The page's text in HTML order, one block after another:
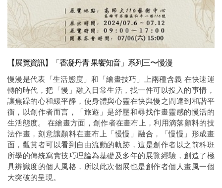
【展覽資訊】「香凝丹青 果饗知音」系列三〜慢漫
慢漫是代表「生活態度」和「繪畫技巧」上兩種含義 在快速運
轉的時代，把「慢」融入日常生活，找一件可以投入的事情，
讓焦躁的心和緩平靜，使身體與心靈在快與慢之間達到和諧平
衡，以創作者而言，「旅遊」是紓壓和尋找作畫靈感的慢活的
生活態度。 在繪畫方面，創作者在畫布上，利用滴落顏料的技
法作畫，刻意讓顏料在畫布上「慢慢」融合，「慢慢」形成畫
面，觀賞者可以看到自由流動的軌跡，這是創作者以之前科班
所學的傳統寫實技巧理論為基礎及多年的展覽經驗，創造了極
具辨識度的個人風格，所以此次個展也是創作者個人畫風一個
大突破的呈現。